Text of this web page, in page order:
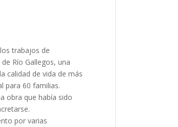
trabajos de
Río Gallegos, una
calidad de vida de más
para 60 familias.
obra que había sido
por varias